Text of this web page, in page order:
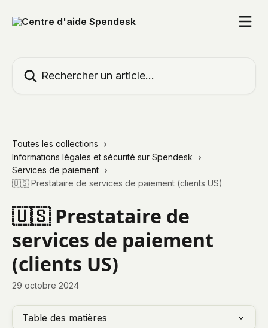
Toutes les collections
Informations légales et sécurité sur Spendesk
Services de paiement
🇺🇸 Prestataire de services de paiement (clients US)
🇺🇸 Prestataire de
services de paiement
(clients US)
29 octobre 2024
Table des matières